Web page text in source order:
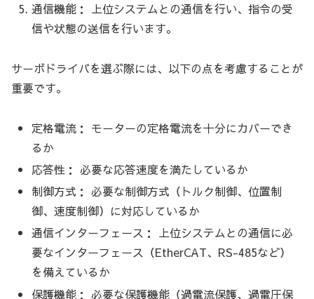
通信機能： 上位システムとの通信を行い、指令の受
信や状態の送信を行います。
サーボドライバを選ぶ際には、以下の点を考慮することが
重要です。
定格電流： モーターの定格電流を十分にカバーでき
るか
応答性： 必要な応答速度を満たしているか
制御方式： 必要な制御方式（トルク制御、位置制
御、速度制御）に対応しているか
通信インターフェース： 上位システムとの通信に必
要なインターフェース（EtherCAT、RS-485など）
を備えているか
保護機能： 必要な保護機能（過電流保護、過電圧保